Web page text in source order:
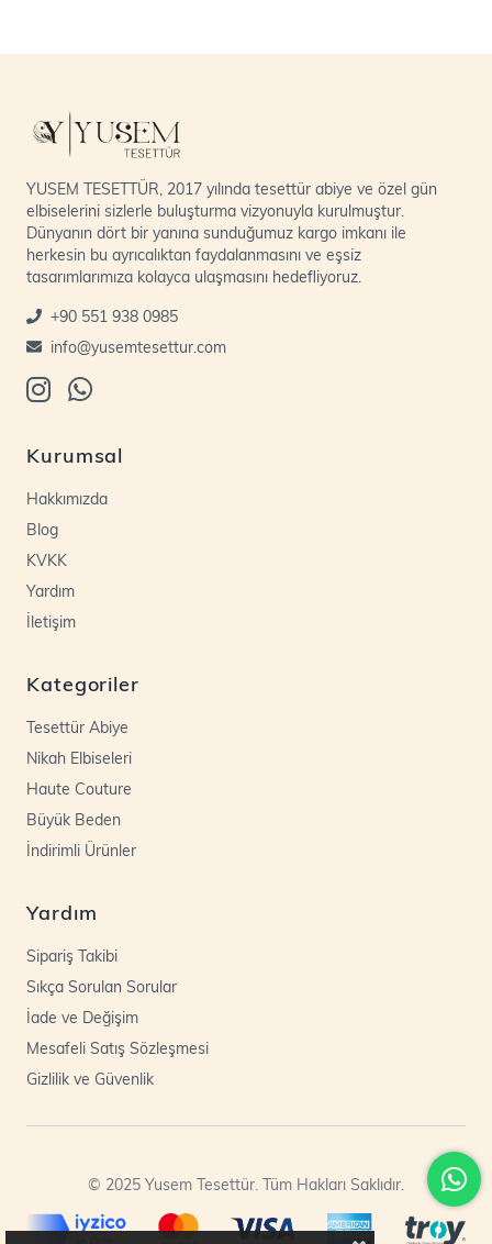
YUSEM TESETTÜR, 2017 yılında tesettür abiye ve özel gün
elbiselerini sizlerle buluşturma vizyonuyla kurulmuştur.
Dünyanın dört bir yanına sunduğumuz kargo imkanı ile
herkesin bu ayrıcalıktan faydalanmasını ve eşsiz
tasarımlarımıza kolayca ulaşmasını hedefliyoruz.
+90 551 938 0985
info@yusemtesettur.com
Kurumsal
Hakkımızda
Blog
KVKK
Yardım
İletişim
Kategoriler
Tesettür Abiye
Nikah Elbiseleri
Haute Couture
Büyük Beden
İndirimli Ürünler
Yardım
Sipariş Takibi
Sıkça Sorulan Sorular
İade ve Değişim
Mesafeli Satış Sözleşmesi
Gizlilik ve Güvenlik
© 2025 Yusem Tesettür. Tüm Hakları Saklıdır.